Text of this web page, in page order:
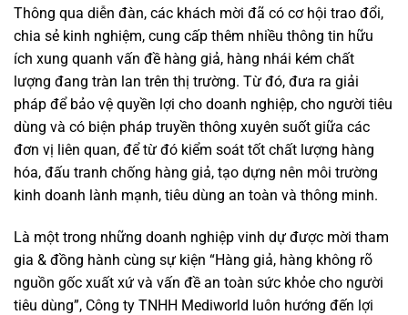
Thông qua diễn đàn, các khách mời đã có cơ hội trao đổi,
chia sẻ kinh nghiệm, cung cấp thêm nhiều thông tin hữu
ích xung quanh vấn đề hàng giả, hàng nhái kém chất
lượng đang tràn lan trên thị trường. Từ đó, đưa ra giải
pháp để bảo vệ quyền lợi cho doanh nghiệp, cho người tiêu
dùng và có biện pháp truyền thông xuyên suốt giữa các
đơn vị liên quan, để từ đó kiểm soát tốt chất lượng hàng
hóa, đấu tranh chống hàng giả, tạo dựng nên môi trường
kinh doanh lành mạnh, tiêu dùng an toàn và thông minh.
Là một trong những doanh nghiệp vinh dự được mời tham
gia & đồng hành cùng sự kiện “Hàng giả, hàng không rõ
nguồn gốc xuất xứ và vấn đề an toàn sức khỏe cho người
tiêu dùng”, Công ty TNHH Mediworld luôn hướng đến lợi